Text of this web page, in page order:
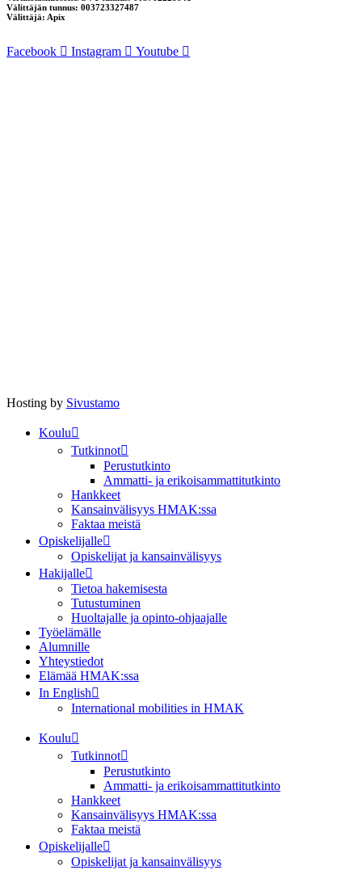
Välittäjän tunnus: 003723327487
Välittäjä: Apix
Facebook Instagram Youtube
Hosting by Sivustamo
Koulu
Tutkinnot
Perustutkinto
Ammatti- ja erikoisammattitutkinto
Hankkeet
Kansainvälisyys HMAK:ssa
Faktaa meistä
Opiskelijalle
Opiskelijat ja kansainvälisyys
Hakijalle
Tietoa hakemisesta
Tutustuminen
Huoltajalle ja opinto-ohjaajalle
Työelämälle
Alumnille
Yhteystiedot
Elämää HMAK:ssa
In English
International mobilities in HMAK
Koulu
Tutkinnot
Perustutkinto
Ammatti- ja erikoisammattitutkinto
Hankkeet
Kansainvälisyys HMAK:ssa
Faktaa meistä
Opiskelijalle
Opiskelijat ja kansainvälisyys